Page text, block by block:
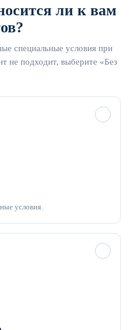
ли к вам
специальные условия при
не подходит, выберите «Без
условия.